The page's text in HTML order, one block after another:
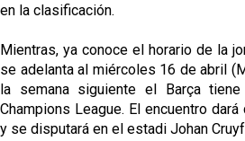
en la clasificación.
Mientras, ya conoce el horario de la
se adelanta al miércoles 16 de abril
la semana siguiente el Barça
Champions League. El encuentro
y se disputará en el estadi Johan